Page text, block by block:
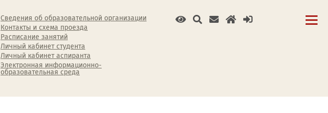
Сведения об образовательной организации
Контакты и схема проезда
Расписание занятий
Личный кабинет студента
Личный кабинет аспиранта
Электронная информационно-
образовательная среда